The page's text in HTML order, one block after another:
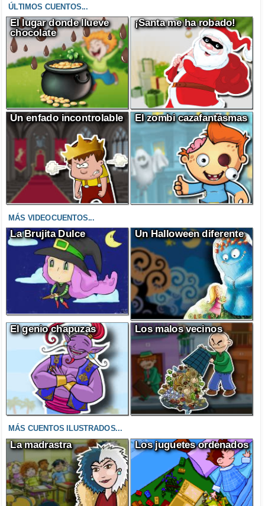
ÚLTIMOS CUENTOS...
El lugar donde llueve
chocolate
¡Santa me ha robado!
Un enfado incontrolable El zombi cazafantasmas
MÁS VIDEOCUENTOS...
La Brujita Dulce Un Halloween diferente
El genio chapuzas Los malos vecinos
MÁS CUENTOS ILUSTRADOS...
La madrastra Los juguetes ordenados